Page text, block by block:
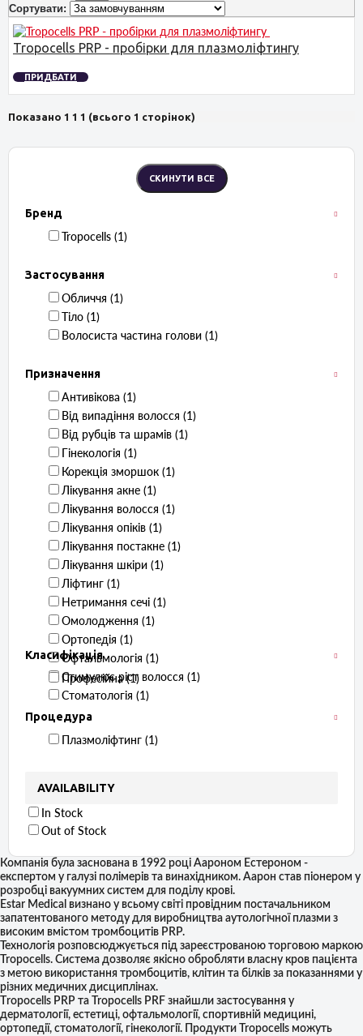
Бренд
Tropocells ‏ (1)
Застосування
Обличчя ‏ (1)
Тіло ‏ (1)
Волосиста частина голови ‏ (1)
Призначення
Антивікова ‏ (1)
Від випадіння волосся ‏ (1)
Від рубців та шрамів ‏ (1)
Гінекологія ‏ (1)
Корекція зморшок ‏ (1)
Лікування акне ‏ (1)
Лікування волосся ‏ (1)
Лікування опіків ‏ (1)
Лікування постакне ‏ (1)
Лікування шкіри ‏ (1)
Ліфтинг ‏ (1)
Нетримання сечі ‏ (1)
Омолодження ‏ (1)
Ортопедія ‏ (1)
Офтальмологія ‏ (1)
Стимулює ріст волосся ‏ (1)
Стоматологія ‏ (1)
Класифікація
Професійна ‏ (1)
Процедура
Плазмоліфтинг ‏ (1)
AVAILABILITY
In Stock
Out of Stock
Сортувати:
Tropocells PRP - пробірки для плазмоліфтингу
ПРИДБАТИ
Показано 1 1 1 (всього 1 сторінок)
Компанія була заснована в 1992 році Аароном Естероном -
експертом у галузі полімерів та винахідником. Аарон став піонером у
розробці вакуумних систем для поділу крові.
Еstar Medical визнано у всьому світі провідним постачальником
запатентованого методу для виробництва аутологічної плазми з
високим вмістом тромбоцитів PRP.
Технологія розповсюджується під зареєстрованою торговою маркою
Tropocells. Система дозволяє якісно обробляти власну кров пацієнта
з метою використання тромбоцитів, клітин та білків за показаннями у
різних медичних дисциплінах.
Тropocells PRP та Tropocells PRF знайшли застосування у
дерматології, естетиці, офтальмології, спортивній медицині,
ортопедії, стоматології, гінекології.
Продукти Tropocells можуть